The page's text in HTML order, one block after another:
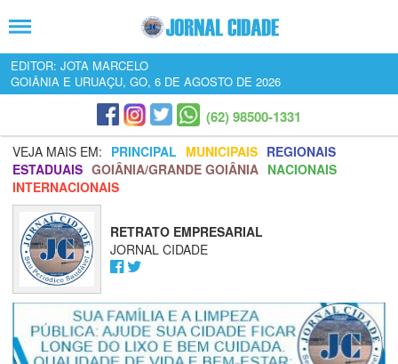
EDITOR: JOTA MARCELO
GOIÂNIA E URUAÇU, GO, 6 DE AGOSTO DE 2026
(62) 98500-1331
VEJA MAIS EM: PRINCIPAL MUNICIPAIS REGIONAIS
ESTADUAIS GOIÂNIA/GRANDE GOIÂNIA NACIONAIS
INTERNACIONAIS
RETRATO EMPRESARIAL
JORNAL CIDADE